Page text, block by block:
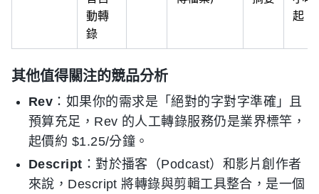
動轉
錄
起
其他值得關注的競品分析
Rev ：如果你的需求是「絕對的字對字準確」且
預算充足，Rev 的人工轉錄服務仍是業界標竿，
起價約 $1.25/分鐘。
Descript ：對於播客（Podcast）和影片創作者
來說，Descript 將轉錄與剪輯工具整合，是一個